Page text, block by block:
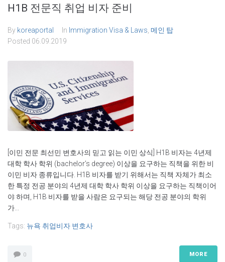
H1B 전문직 취업 비자 준비
By koreaportal In Immigration Visa & Laws, 메인 탑
Posted 06.09.2019
[이민 전문 최선민 변호사의 믿고 읽는 이민 상식] H1B 비자는 4년제
대학 학사 학위 (bachelor’s degree) 이상을 요구하는 직책을 위한 비
이민 비자 종류입니다. H1B 비자를 받기 위해서는 직책 자체가 최소
한 특정 전공 분야의 4년제 대학 학사 학위 이상을 요구하는 직책이어
야 하며, H1B 비자를 받을 사람은 요구되는 해당 전공 분야의 학위
가...
Tags: 뉴욕 취업비자 변호사
0 MORE